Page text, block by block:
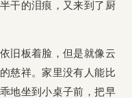
干的泪痕，又来到了厨
旧板着脸，但是就像云
慈祥。家里没有人能比
地坐到小桌子前，把早